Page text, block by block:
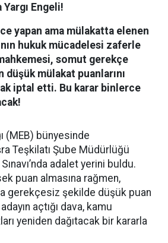
Engeli!
yapan ama mülakatta elenen
hukuk mücadelesi zaferle
somut gerekçe
mülakat puanlarını
iptal etti. Bu karar binlerce
(MEB) bünyesinde
Teşkilatı Şube Müdürlüğü
adalet yerini buldu.
puan almasına rağmen,
gerekçesiz şekilde düşük puan
açtığı dava, kamu
yeniden dağıtacak bir kararla